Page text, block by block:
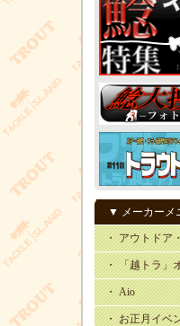
▼ メーカーメ
・ アウトドア
・ 「越トラ」
・ Aio
・ お正月イベ